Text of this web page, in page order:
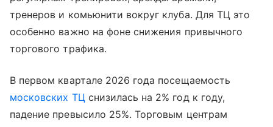
тренеров и комьюнити вокруг клуба. Для ТЦ это
особенно важно на фоне снижения привычного
торгового трафика.
В первом квартале 2026 года посещаемость
московских ТЦ снизилась на 2% год к году,
падение превысило 25%. Торговым центрам